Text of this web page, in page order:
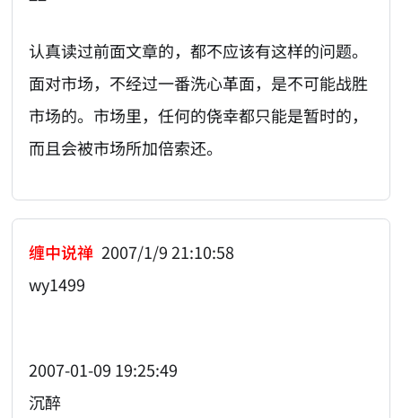
认真读过前面文章的，都不应该有这样的问题。
面对市场，不经过一番洗心革面，是不可能战胜
市场的。市场里，任何的侥幸都只能是暂时的，
而且会被市场所加倍索还。
缠中说禅 2007/1/9 21:10:58
wy1499
2007-01-09 19:25:49
沉醉